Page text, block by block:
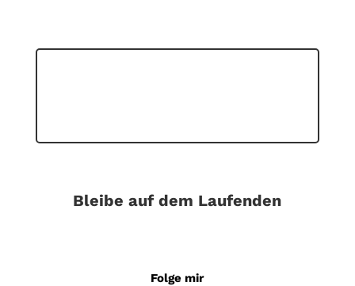
Bleibe auf dem Laufenden
Folge mir